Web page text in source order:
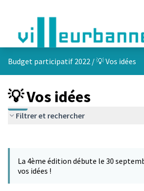
Budget participatif 2022 /💡 Vos idées
💡 Vos idées
Filtrer et rechercher
−
La 4ème édition débute le 30
vos idées !